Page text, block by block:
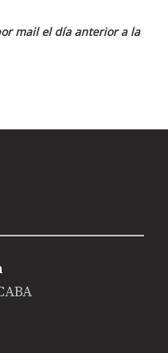
mail el día anterior a la